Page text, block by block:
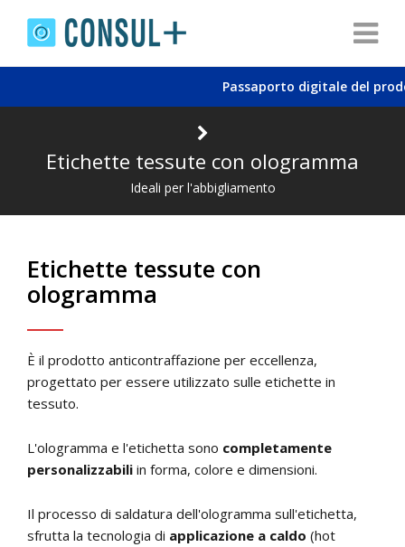
Passaporto digitale del
Etichette tessute con ologramma
Ideali per l'abbigliamento
Etichette tessute con
ologramma
È il prodotto anticontraffazione per eccellenza,
progettato per essere utilizzato sulle etichette in
tessuto.
L'ologramma e l'etichetta sono completamente
personalizzabili in forma, colore e dimensioni.
Il processo di saldatura dell'ologramma sull'etichetta,
sfrutta la tecnologia di applicazione a caldo (hot